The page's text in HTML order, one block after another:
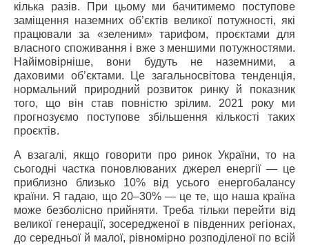
кілька разів. При цьому ми бачитимемо поступове
заміщення наземних об’єктів великої потужності, які
працювали за «зеленим» тарифом, проєктами для
власного споживання і вже з меншими потужностями.
Найімовірніше, вони будуть не наземними, а
даховими об’єктами. Це загальносвітова тенденція,
нормальний природний розвиток ринку й показник
того, що він став повністю зрілим. 2021 року ми
прогнозуємо поступове збільшення кількості таких
проєктів.
А взагалі, якщо говорити про ринок України, то на
сьогодні частка поновлюваних джерел енергії — це
приблизно близько 10% від усього енергобалансу
країни. Я гадаю, що 20–30% — це те, що наша країна
може безболісно прийняти. Треба тільки перейти від
великої генерації, зосередженої в південних регіонах,
до середньої й малої, рівномірно розподіленої по всій